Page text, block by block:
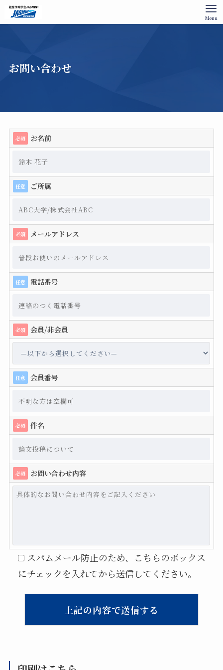
Menu
お問い合わせ
必須 お名前
任意 ご所属
必須 メールアドレス
任意 電話番号
必須 会員/非会員
任意 会員番号
必須 件名
必須 お問い合わせ内容
スパムメール防止のため、こちらのボックス
にチェックを入れてから送信してください。